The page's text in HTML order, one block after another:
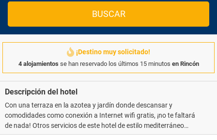
BUSCAR
¡Destino muy solicitado!
4 alojamientos se han reservado los últimos 15 minutos en Rincón
Descripción del hotel
Con una terraza en la azotea y jardín donde descansar y
comodidades como conexión a Internet wifi gratis, ¡no te faltará
de nada! Otros servicios de este hotel de estilo mediterráneo
incluyen servicios de conserjería, servicio de celebración de bodas